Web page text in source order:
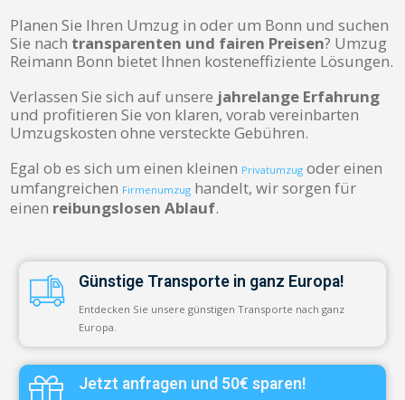
Planen Sie Ihren Umzug in oder um Bonn und suchen
Sie nach transparenten und fairen Preisen? Umzug
Reimann Bonn bietet Ihnen kosteneffiziente Lösungen.
Verlassen Sie sich auf unsere jahrelange Erfahrung
und profitieren Sie von klaren, vorab vereinbarten
Umzugskosten ohne versteckte Gebühren.
Egal ob es sich um einen kleinen Privatumzug oder einen
umfangreichen Firmenumzug handelt, wir sorgen für
einen reibungslosen Ablauf.
Günstige Transporte in ganz Europa!
Entdecken Sie unsere günstigen Transporte nach ganz
Europa.
Jetzt anfragen und 50€ sparen!